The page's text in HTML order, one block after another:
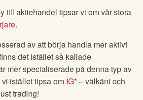
till aktiehandel tipsar vi om vår stora
.
av att börja handla mer aktivt
det istället så kallade
mer specialiserade på denna typ av
istället tipsa om IG* – välkänt och
trading!